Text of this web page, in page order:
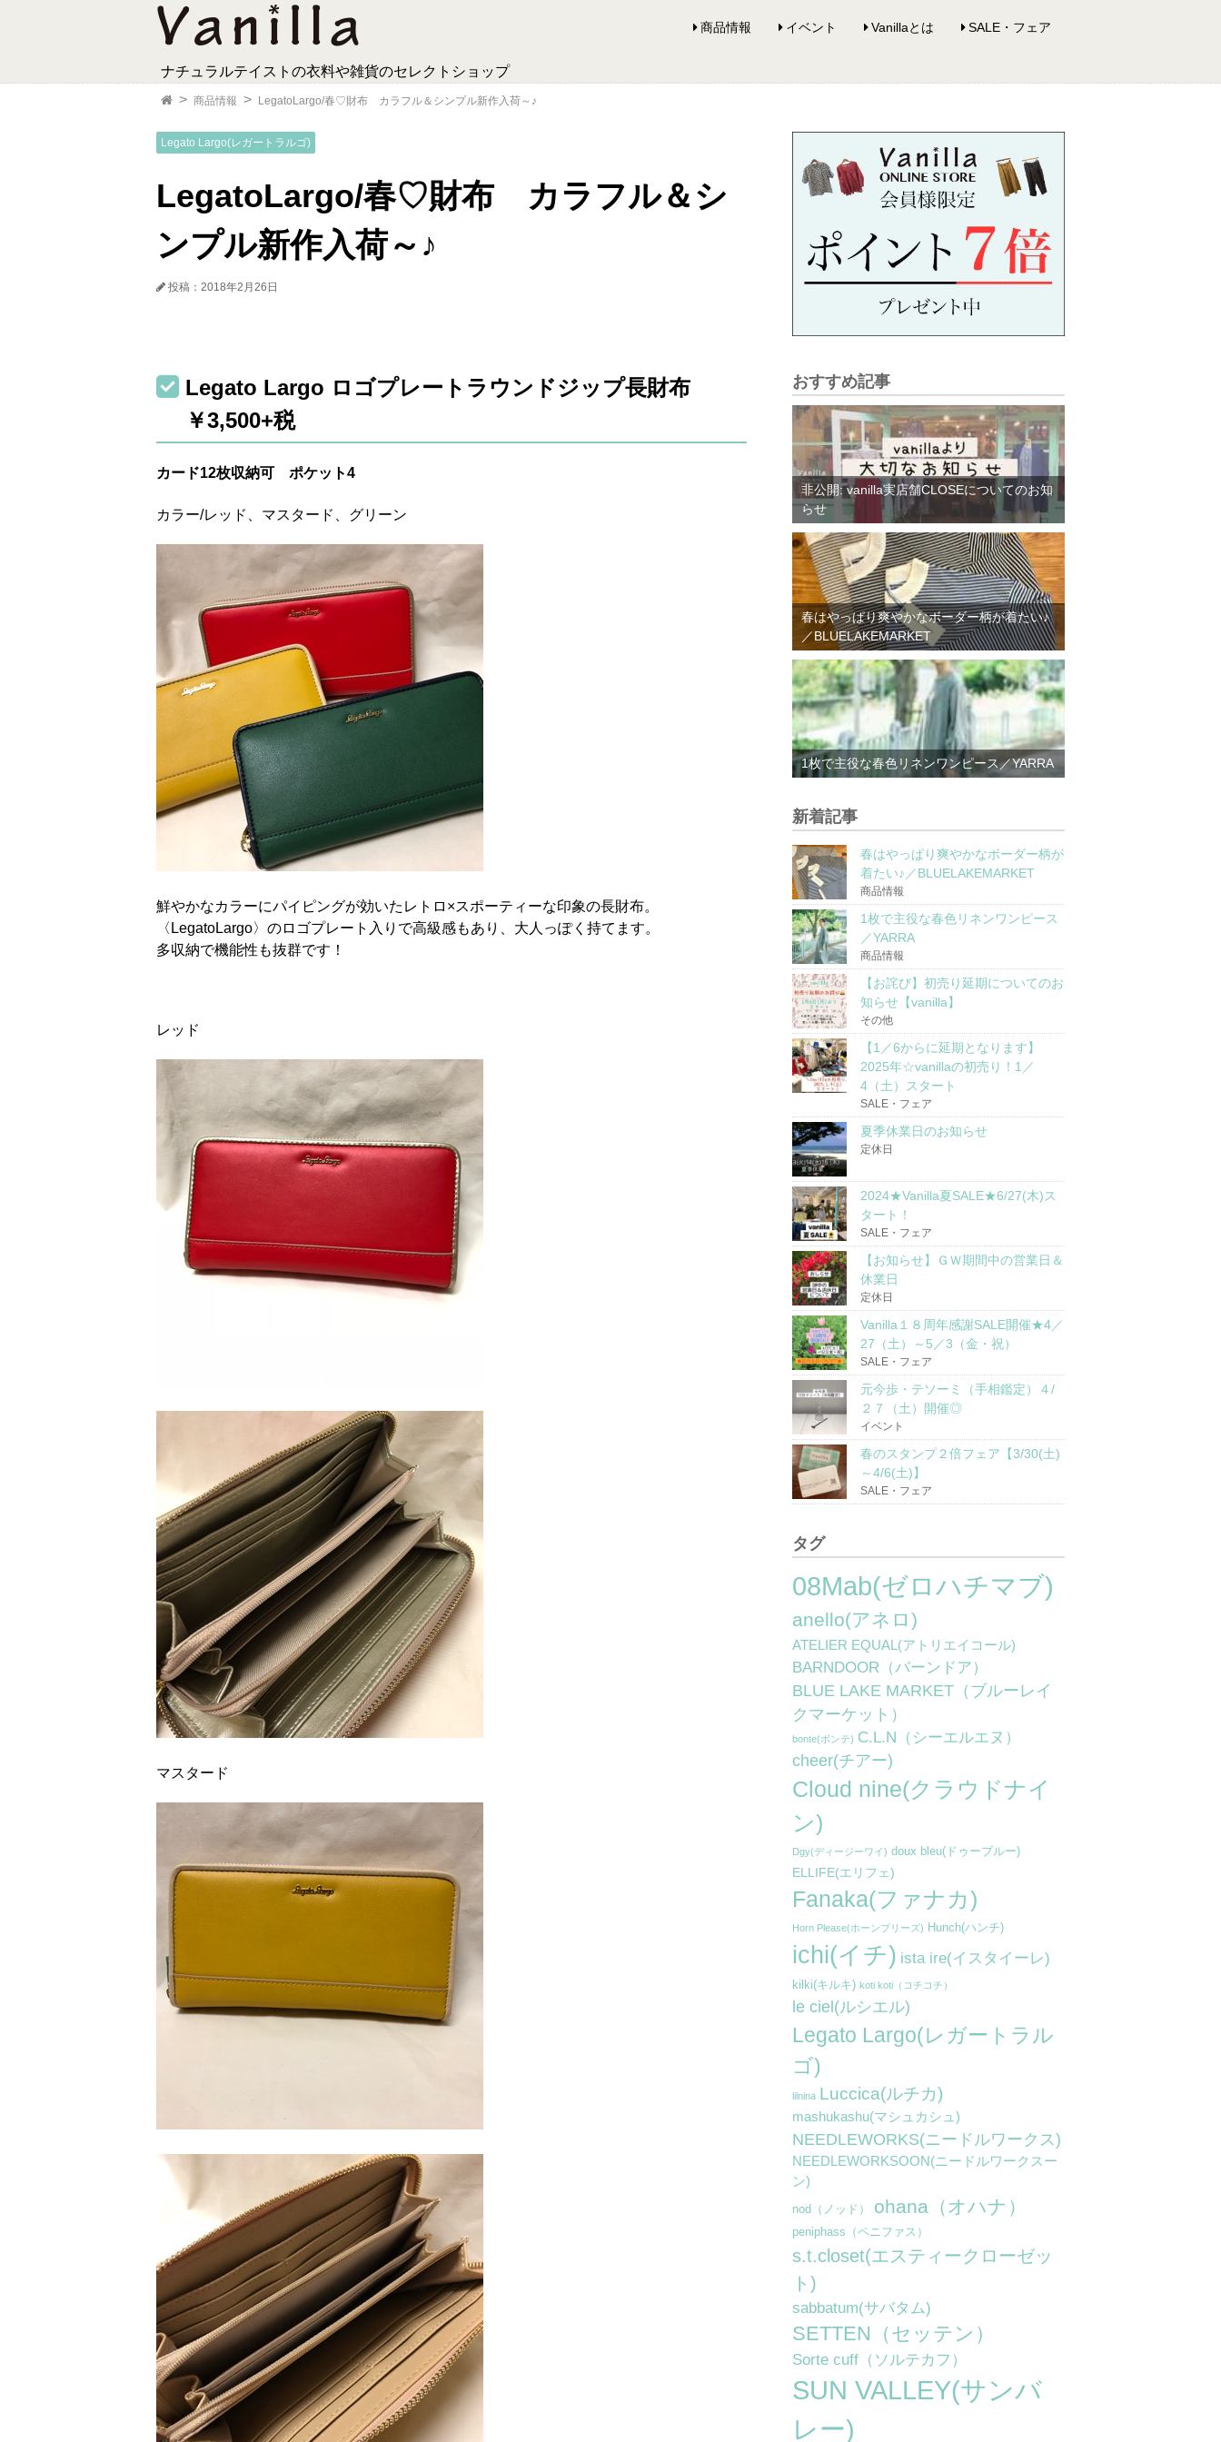
ナチュラルテイストの衣料や雑貨のセレクトショップ
商品情報 イベント Vanillaとは SALE・フェア
商品情報 LegatoLargo/春♡財布 カラフル＆シンプル新作入荷～♪
Legato Largo(レガートラルゴ)
LegatoLargo/春♡財布 カラフル＆シ
ンプル新作入荷～♪
投稿：2018年2月26日
Legato Largo ロゴプレートラウンドジップ長財布
￥3,500+税
カード12枚収納可 ポケット4
カラー/レッド、マスタード、グリーン
鮮やかなカラーにパイピングが効いたレトロ×スポーティーな印象の長財布。
〈LegatoLargo〉のロゴプレート入りで高級感もあり、大人っぽく持てます。
多収納で機能性も抜群です！
レッド
マスタード
おすすめ記事
非公開: vanilla実店舗CLOSEについてのお知
らせ
春はやっぱり爽やかなボーダー柄が着たい♪
／BLUELAKEMARKET
1枚で主役な春色リネンワンピース／YARRA
新着記事
春はやっぱり爽やかなボーダー柄が
着たい♪／BLUELAKEMARKET
商品情報
1枚で主役な春色リネンワンピース
／YARRA
商品情報
【お詫び】初売り延期についてのお
知らせ【vanilla】
その他
【1／6からに延期となります】
2025年☆vanillaの初売り！1／
4（土）スタート
SALE・フェア
夏季休業日のお知らせ
定休日
2024★Vanilla夏SALE★6/27(木)ス
タート！
SALE・フェア
【お知らせ】ＧＷ期間中の営業日＆
休業日
定休日
Vanilla１８周年感謝SALE開催★4／
27（土）～5／3（金・祝）
SALE・フェア
元今歩・テソーミ（手相鑑定）４/
２７（土）開催◎
イベント
春のスタンプ２倍フェア【3/30(土)
～4/6(土)】
SALE・フェア
タグ
08Mab(ゼロハチマブ)
anello(アネロ)
ATELIER EQUAL(アトリエイコール)
BARNDOOR（バーンドア）
BLUE LAKE MARKET（ブルーレイ
クマーケット）
bonte(ボンテ) C.L.N（シーエルエヌ）
cheer(チアー)
Cloud nine(クラウドナイ
ン)
Dgy(ディージーワイ) doux bleu(ドゥーブルー)
ELLIFE(エリフェ)
Fanaka(ファナカ)
Horn Please(ホーンプリーズ) Hunch(ハンチ)
ichi(イチ) ista ire(イスタイーレ)
kilki(キルキ) koti koti（コチコチ）
le ciel(ルシエル)
Legato Largo(レガートラル
ゴ)
lilnina Luccica(ルチカ)
mashukashu(マシュカシュ)
NEEDLEWORKS(ニードルワークス)
NEEDLEWORKSOON(ニードルワークスー
ン)
nod（ノッド） ohana（オハナ）
peniphass（ペニファス）
s.t.closet(エスティークローゼッ
ト)
sabbatum(サバタム)
SETTEN（セッテン）
Sorte cuff（ソルテカフ）
SUN VALLEY(サンバ
レー)